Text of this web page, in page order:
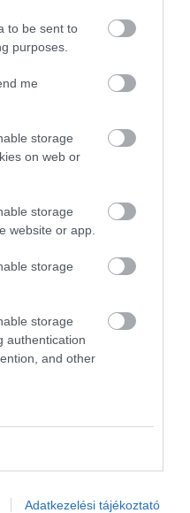
to be sent to
purposes.
me
storage
on web or
storage
website or app.
storage
storage
authentication
and other
Adatkezelési tájékoztató
Pod
új
kialakításnak
ideális társ a
benne minden
kezdve a
praktikus